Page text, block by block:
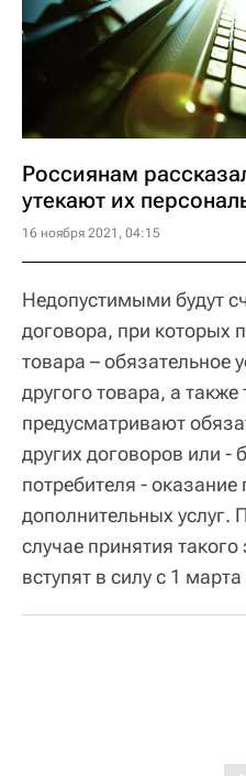
Россиянам
утекают их
16 ноября 2021, 04:15
Недопустимыми будут
договора, при которых
товара – обязательное
другого товара, а
предусматривают
других договоров или -
потребителя - оказание
дополнительных услуг.
случае принятия
вступят в силу с 1